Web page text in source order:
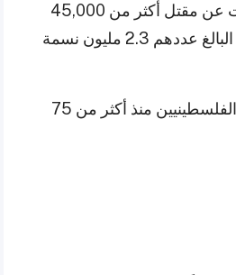
ومنذ ذلك الحين، شنت إسرائيل هجمات عسكرية مكثفة على غزة، أسفرت عن مقتل أكثر من 45,000
فلسطيني وفقاً لوزارة الصحة في غزة. كما تم تهجير معظم سكان القطاع البالغ عددهم 2.3 مليون نسمة
تعد حرب غزة أكثر الحروب دموية في الصراع المستمر بين الإسرائيليين والفلسطينيين منذ أكثر من 75